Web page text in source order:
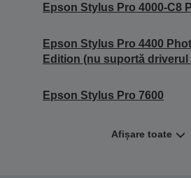
Epson Stylus Pro 4000-C8
Epson Stylus Pro 4400
Edition (nu suportă driverul
Epson Stylus Pro 7600
Afișare toate